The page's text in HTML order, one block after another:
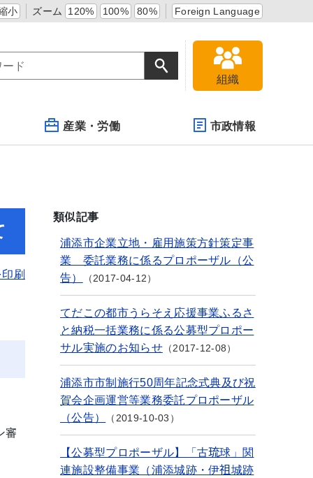
小 ズーム 120% 100% 80% Foreign Language
組織
産業・労働 市政情報
刷
審
類似記事
浦添市企業立地・雇用施策方針策定事
業 委託業務に係るプロポーザル（公
告）
2017-04-12
てだこの都市うらそえ応援事業ふるさ
と納税一括業務に係る公募型プロポー
サル実施のお知らせ
2017-12-08
浦添市市制施行50周年記念式典及び祝
賀会企画運営等業務委託プロポーザル
（公告）
2019-10-03
【公募型プロポーザル】「古琉球」関
連施設整備事業（浦添城跡・伊祖城跡